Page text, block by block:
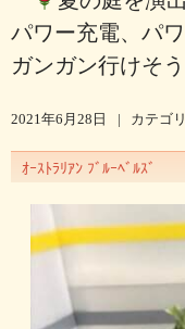
パワー充電、パ
ガンガン行けそ
2021年6月28日 | カテゴ
ｵｰｽﾄﾗﾘｱﾝ ﾌﾞﾙｰﾍﾞﾙｽﾞ